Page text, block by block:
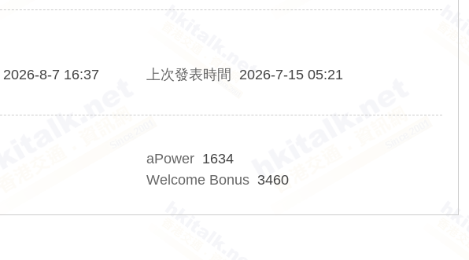
2026-8-7 16:37 上次發表時間
2026-7-15 05:21
aPower 1634
Welcome Bonus 3460